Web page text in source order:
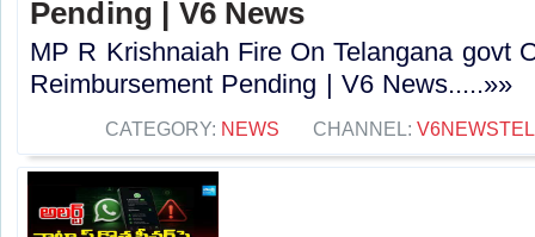
Pending | V6 News
MP R Krishnaiah Fire On Telangana govt
Reimbursement Pending | V6 News.....»»
CATEGORY: NEWS CHANNEL: